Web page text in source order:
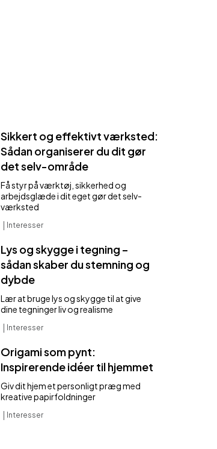
Sikkert og effektivt værksted:
Sådan organiserer du dit gør
det selv-område
Få styr på værktøj, sikkerhed og
arbejdsglæde i dit eget gør det selv-
værksted
Interesser
Lys og skygge i tegning –
sådan skaber du stemning og
dybde
Lær at bruge lys og skygge til at give
dine tegninger liv og realisme
Interesser
Origami som pynt:
Inspirerende idéer til hjemmet
Giv dit hjem et personligt præg med
kreative papirfoldninger
Interesser